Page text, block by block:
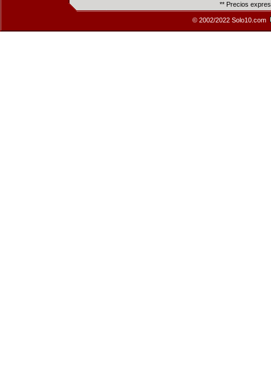
** Precios
© 2002/2022 Solo10.com